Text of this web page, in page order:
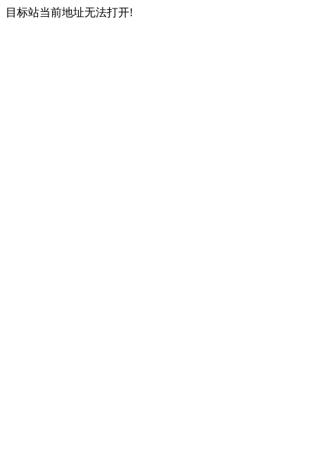
目标站当前地址无法打开!